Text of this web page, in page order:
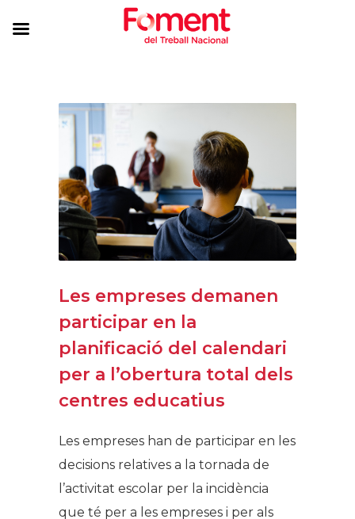
Les empreses demanen
participar en la
planificació del calendari
per a l’obertura total dels
centres educatius
Les empreses han de participar en les
decisions relatives a la tornada de
l’activitat escolar per la incidència
que té per a les empreses i per als